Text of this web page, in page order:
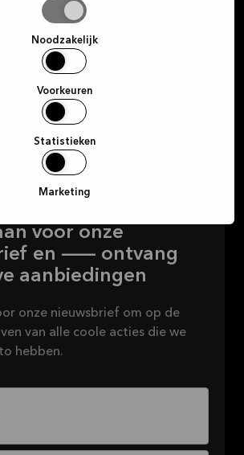
Noodzakelijk
Voorkeuren
Statistieken
Marketing
MyKvik
voor onze
en — ontvang
aanbiedingen
onze nieuwsbrief om op de
van alle coole acties die we
hebben.